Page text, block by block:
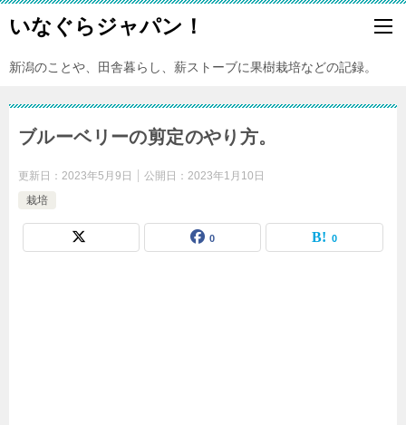
いなぐらジャパン！
新潟のことや、田舎暮らし、薪ストーブに果樹栽培などの記録。
ブルーベリーの剪定のやり方。
更新日： 2023年5月9日 公開日： 2023年1月10日
栽培
0 0